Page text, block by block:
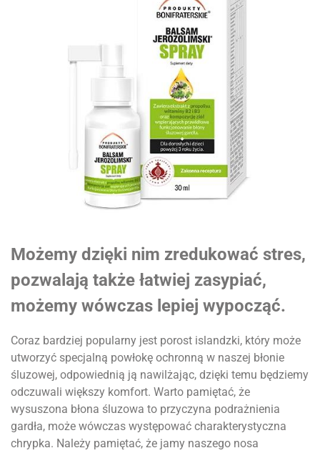
Możemy dzięki nim zredukować stres,
pozwalają także łatwiej zasypiać,
możemy wówczas lepiej wypocząć.
Coraz bardziej popularny jest porost islandzki, który może
utworzyć specjalną powłokę ochronną w naszej błonie
śluzowej, odpowiednią ją nawilżając, dzięki temu będziemy
odczuwali większy komfort. Warto pamiętać, że
wysuszona błona śluzowa to przyczyna podrażnienia
gardła, może wówczas występować charakterystyczna
chrypka. Należy pamiętać, że jamy naszego nosa